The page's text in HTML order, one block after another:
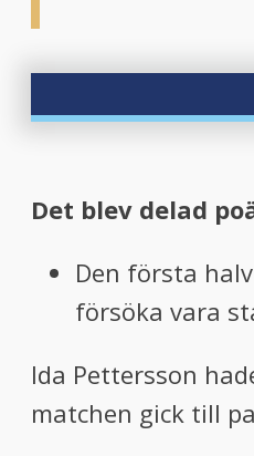
Det blev delad
Den första
försöka vara
Ida Pettersson
matchen gick till